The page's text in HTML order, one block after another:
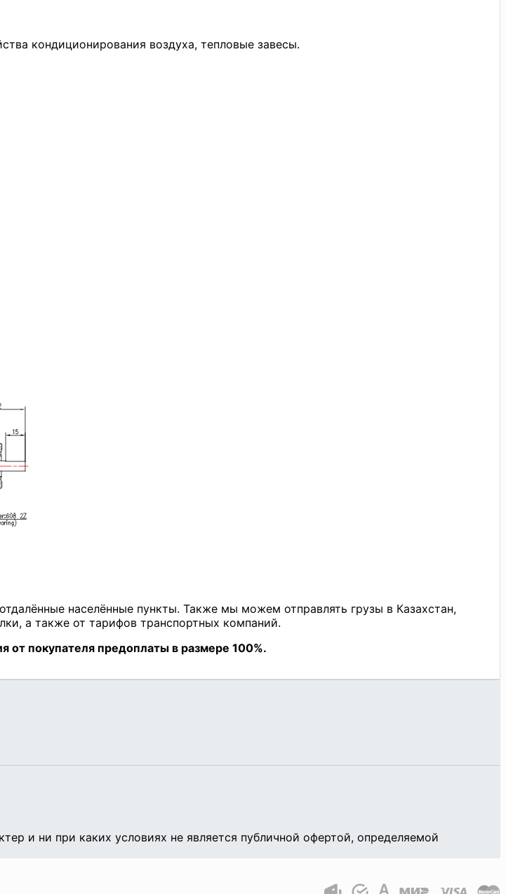
кондиционирования воздуха, тепловые завесы.
и ни при каких условиях не является публичной офертой, определяемой